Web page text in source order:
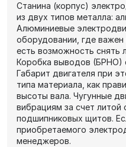
Станина (корпус)
из двух типов металла:
Алюминиевые
оборудовании, где
есть возможность снять
Коробка выводов (БРНО)
Габарит двигателя при
типа материала, как
высоты вала. Чугунные
вибрациям за счет литой
подшипниковых щитов.
приобретаемого
менеджеров.